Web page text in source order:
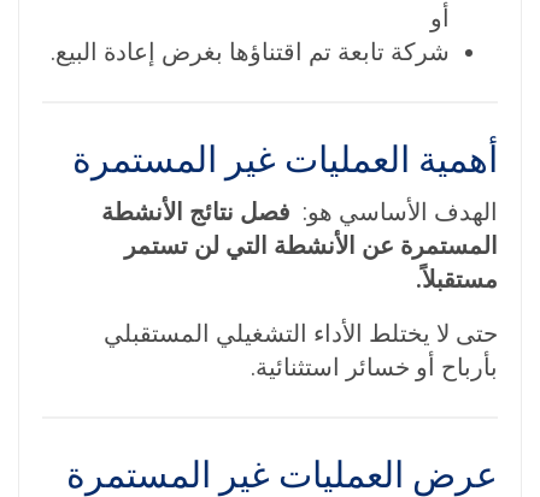
أو
شركة تابعة تم اقتناؤها بغرض إعادة البيع.
أهمية العمليات غير المستمرة
الهدف الأساسي هو: فصل نتائج الأنشطة
المستمرة عن الأنشطة التي لن تستمر
مستقبلاً.
حتى لا يختلط الأداء التشغيلي المستقبلي
بأرباح أو خسائر استثنائية.
عرض العمليات غير المستمرة